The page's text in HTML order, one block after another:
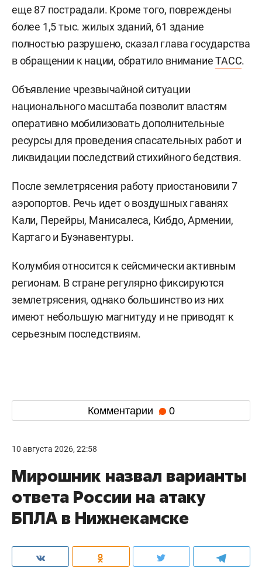
еще 87 пострадали. Кроме того, повреждены
более 1,5 тыс. жилых зданий, 61 здание
полностью разрушено, сказал глава государства
в обращении к нации, обратило вниманиеТАСС.
Объявление чрезвычайной ситуации
национального масштаба позволит властям
оперативно мобилизовать дополнительные
ресурсы для проведения спасательных работ и
ликвидации последствий стихийного бедствия.
После землетрясения работу приостановили 7
аэропортов. Речь идет о воздушных гаванях
Кали, Перейры, Манисалеса, Кибдо, Армении,
Картаго и Буэнавентуры.
Колумбия относится к сейсмически активным
регионам. В стране регулярно фиксируются
землетрясения, однако большинство из них
имеют небольшую магнитуду и не приводят к
серьезным последствиям.
Комментарии 0
10 августа 2026, 22:58
Мирошник назвал варианты
ответа России на атаку
БПЛА в Нижнекамске